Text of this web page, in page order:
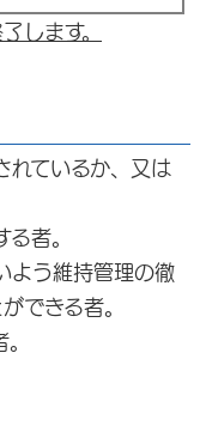
します。
れているか、又は
者。
よう維持管理の徹
できる者。